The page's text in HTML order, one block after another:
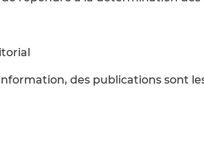
des publications sont